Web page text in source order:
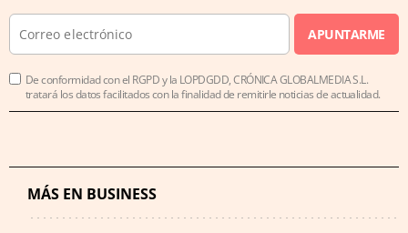
APUNTARME
De conformidad con el RGPD y la LOPDGDD, CRÓNICA GLOBALMEDIA S.L.
tratará los datos facilitados con la finalidad de remitirle noticias de actualidad.
MÁS EN BUSINESS